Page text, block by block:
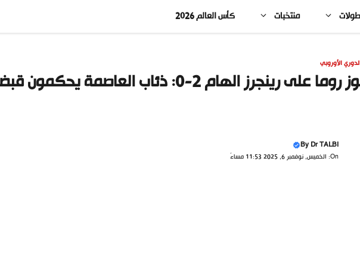
منتخبات كأس العالم 2026
الأوروبي
على رينجرز الهام 2-0: ذئاب العاصمة يحكمون قبضتهم
ByDr TALBI
On: الخميس, نوفمبر 6, 2025 11:53 مساءً